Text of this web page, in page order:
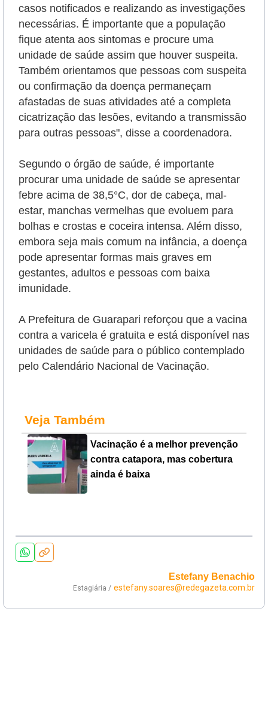
casos notificados e realizando as investigações
necessárias. É importante que a população
fique atenta aos sintomas e procure uma
unidade de saúde assim que houver suspeita.
Também orientamos que pessoas com suspeita
ou confirmação da doença permaneçam
afastadas de suas atividades até a completa
cicatrização das lesões, evitando a transmissão
para outras pessoas", disse a coordenadora.
Segundo o órgão de saúde, é importante
procurar uma unidade de saúde se apresentar
febre acima de 38,5°C, dor de cabeça, mal-
estar, manchas vermelhas que evoluem para
bolhas e crostas e coceira intensa. Além disso,
embora seja mais comum na infância, a doença
pode apresentar formas mais graves em
gestantes, adultos e pessoas com baixa
imunidade.
A Prefeitura de Guarapari reforçou que a vacina
contra a varicela é gratuita e está disponível nas
unidades de saúde para o público contemplado
pelo Calendário Nacional de Vacinação.
Veja Também
Vacinação é a melhor prevenção
contra catapora, mas cobertura
ainda é baixa
Estefany Benachio
Estagiária / estefany.soares@redegazeta.com.br